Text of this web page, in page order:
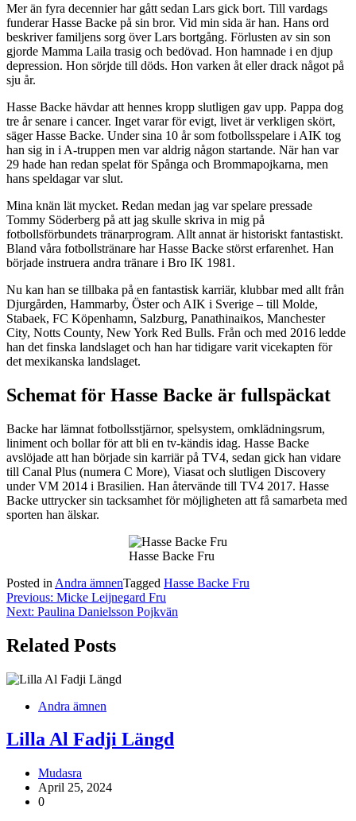
Mer än fyra decennier har gått sedan Lars gick bort. Till vardags
funderar Hasse Backe på sin bror. Vid min sida är han. Hans ord
beskriver familjens sorg över Lars bortgång. Förlusten av sin son
gjorde Mamma Laila trasig och bedövad. Hon hamnade i en djup
depression. Hon sörjde till döds. Hon varken åt eller drack något på
sju år.
Hasse Backe hävdar att hennes kropp slutligen gav upp. Pappa dog
tre år senare i cancer. Inget varar för evigt, livet är verkligen skört,
säger Hasse Backe. Under sina 10 år som fotbollsspelare i AIK tog
han sig in i A-truppen men var aldrig någon startande. När han var
29 hade han redan spelat för Spånga och Brommapojkarna, men
hans speldagar var slut.
Mina knän lät mycket. Redan medan jag var spelare pressade
Tommy Söderberg på att jag skulle skriva in mig på
fotbollsförbundets tränarprogram. Allt annat är historiskt fantastiskt.
Bland våra fotbollstränare har Hasse Backe störst erfarenhet. Han
började instruera andra tränare i Bro IK 1981.
Nu kan han se tillbaka på en fantastisk karriär, klubbar med allt från
Djurgården, Hammarby, Öster och AIK i Sverige – till Molde,
Stabaek, FC Köpenhamn, Salzburg, Panathinaikos, Manchester
City, Notts County, New York Red Bulls. Från och med 2016 ledde
han det finska landslaget och han har tidigare varit vicekapten för
det mexikanska landslaget.
Schemat för Hasse Backe är fullspäckat
Backe har lämnat fotbollsstjärnor, spelsystem, omklädningsrum,
liniment och bollar för att bli en tv-kändis idag. Hasse Backe
avslöjade att han började sin karriär på TV4, sedan gick han vidare
till Canal Plus (numera C More), Viasat och slutligen Discovery
under VM 2014 i Brasilien. Han återvände till TV4 2017. Hasse
Backe uttrycker sin tacksamhet för möjligheten att få samarbeta med
sporten han älskar.
Hasse Backe Fru
Posted in Andra ämnenTagged Hasse Backe Fru
Post
navigation
Previous: Micke Leijnegard Fru
Next: Paulina Danielsson Pojkvän
Related Posts
Andra ämnen
Lilla Al Fadji Längd
Mudasra
April 25, 2024
0